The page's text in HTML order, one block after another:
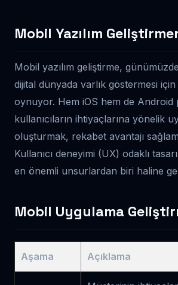
Mobil Yazılım
Mobil yazılım geliştirme,
dijital dünyada varlık göstermesi
oynuyor. Hem iOS hem de Android
kullanıcıların ihtiyaçlarına yönelik
oluşturmak, rekabet avantajı
Kullanıcı deneyimi (UX) odaklı
en önemli unsurlardan biri haline
Mobil Uygulama
Aşama Açıklama